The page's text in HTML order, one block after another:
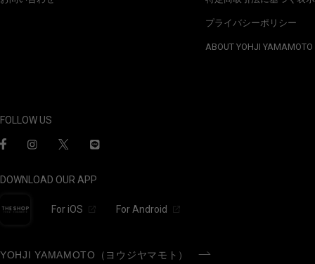
プライバシーポリシー
ABOUT YOHJI YAMAMOTO
FOLLOW US
DOWNLOAD OUR APP
For iOS For Android
YOHJI YAMAMOTO（ヨウジヤマモト）